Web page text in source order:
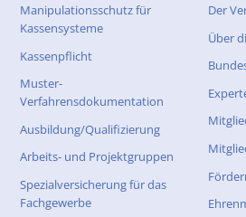
Manipulationsschutz für
Kassensysteme
Kassenpflicht
Muster-
Verfahrensdokumentation
Ausbildung/Qualifizierung
Arbeits- und Projektgruppen
Spezialversicherung für das
Fachgewerbe
Der
Über